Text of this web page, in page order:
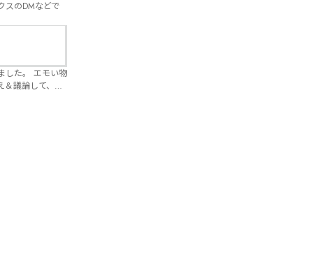
スのDMなどで